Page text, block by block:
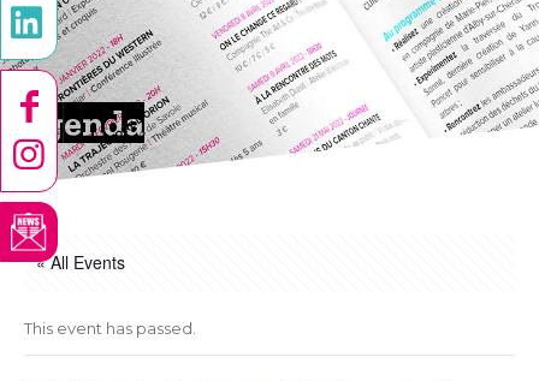
Agenda
« All Events
This event has passed.